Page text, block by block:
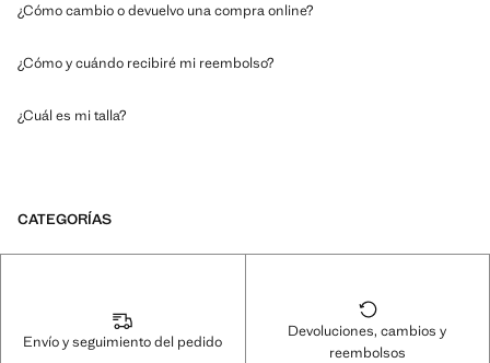
¿Cómo cambio o devuelvo una compra online?
¿Cómo y cuándo recibiré mi reembolso?
¿Cuál es mi talla?
CATEGORÍAS
Envío y seguimiento del pedido
Devoluciones, cambios y
reembolsos